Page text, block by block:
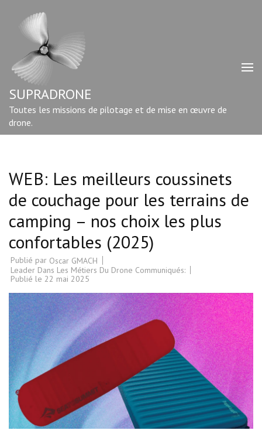
contenu
Entrée)
SUPRADRONE
Toutes les missions de pilotage et de mise en œuvre de
drone.
WEB: Les meilleurs coussinets
de couchage pour les terrains de
camping – nos choix les plus
confortables (2025)
Publié par Oscar GMACH
Leader Dans Les Métiers Du Drone Communiqués:
Publié le 22 mai 2025